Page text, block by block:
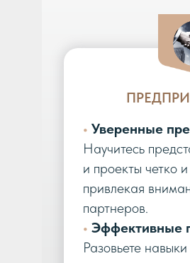
• Уверенные
Научитесь
и проекты четко
привлекая
партнеров.
• Эффективные
Разовьете